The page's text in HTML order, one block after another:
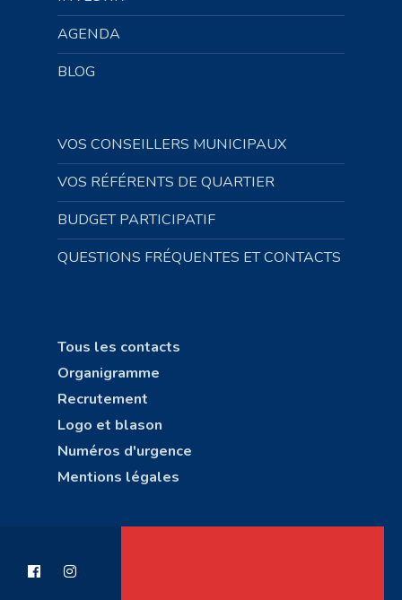
AGENDA
BLOG
VOS CONSEILLERS MUNICIPAUX
VOS RÉFÉRENTS DE QUARTIER
BUDGET PARTICIPATIF
QUESTIONS FRÉQUENTES ET CONTACTS
Tous les contacts
Organigramme
Recrutement
Logo et blason
Numéros d'urgence
Mentions légales